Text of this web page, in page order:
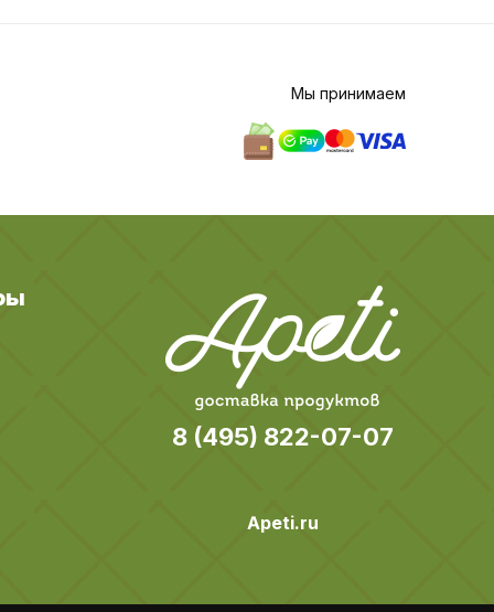
Мы принимаем
8 (495) 822-07-07
Apeti.ru